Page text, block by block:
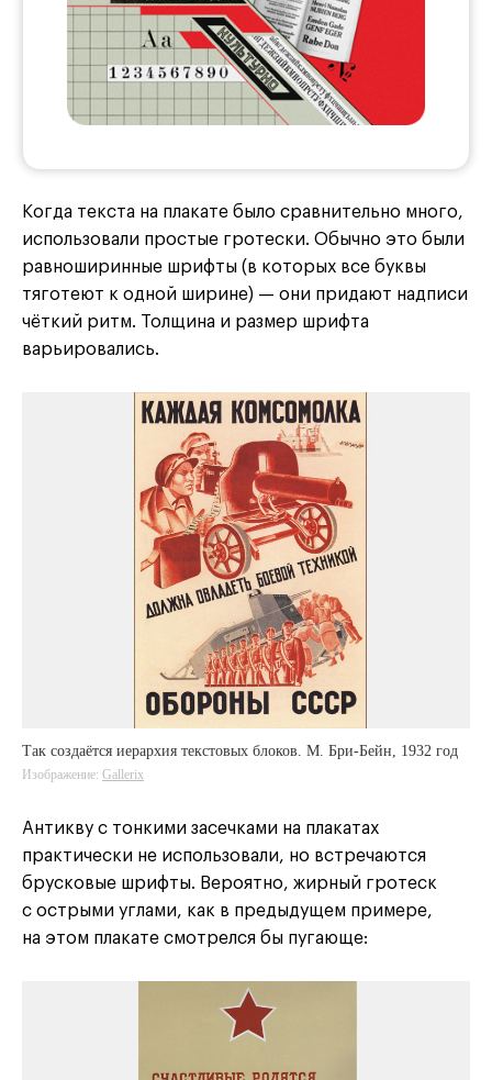
Когда текста на плакате было сравнительно много,
использовали простые гротески. Обычно это были
равноширинные шрифты (в которых все буквы
тяготеют к одной ширине) — они придают надписи
чёткий ритм. Толщина и размер шрифта
варьировались.
Так создаётся иерархия текстовых блоков. М. Бри-Бейн, 1932 год
Изображение: Gallerix
Антикву с тонкими засечками на плакатах
практически не использовали, но встречаются
брусковые шрифты. Вероятно, жирный гротеск
с острыми углами, как в предыдущем примере,
на этом плакате смотрелся бы пугающе: